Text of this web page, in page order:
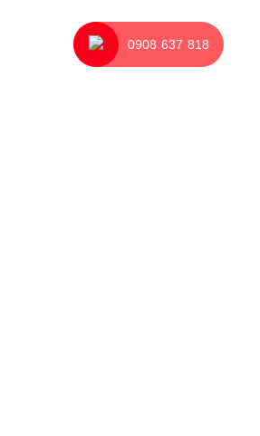
0908 637 818